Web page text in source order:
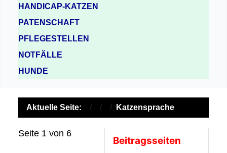
HANDICAP-KATZEN
PATENSCHAFT
PFLEGESTELLEN
NOTFÄLLE
HUNDE
Aktuelle Seite: Katzensprache
Beitragsseiten
Seite 1 von 6